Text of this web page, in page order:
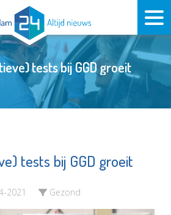
tests bij GGD groeit
tests bij GGD groeit
2021 Gezond